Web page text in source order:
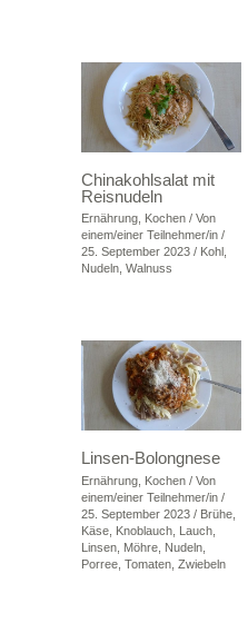
Chinakohlsalat mit
Reisnudeln
Ernährung, Kochen/ Von
einem/einer Teilnehmer/in /
25. September 2023 / Kohl
Nudeln, Walnuss
Linsen-Bolongnese
Ernährung, Kochen/ Von
einem/einer Teilnehmer/in /
25. September 2023 / Brühe,
Käse, Knoblauch, Lauch,
Linsen, Möhre, Nudeln,
Porree, Tomaten, Zwiebeln